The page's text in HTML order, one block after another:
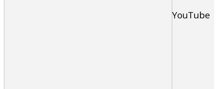
YouTube